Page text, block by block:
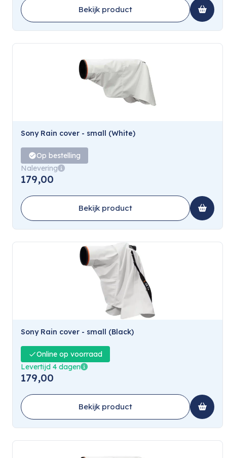
Bekijk product
Sony Rain cover - small (White)
Op bestelling
Nalevering
179,00
Bekijk product
Sony Rain cover - small (Black)
Online op voorraad
Levertijd 4 dagen
179,00
Bekijk product